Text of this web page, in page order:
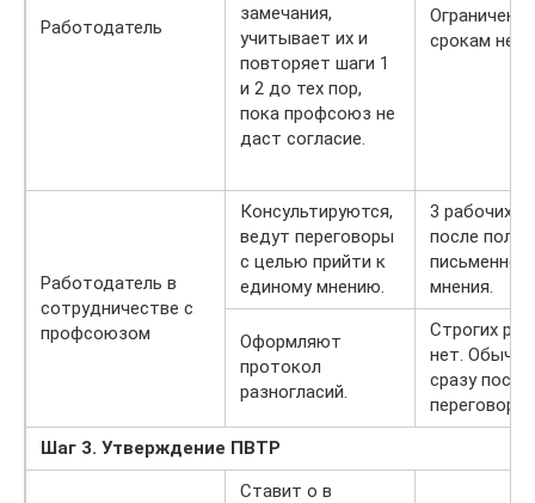
Работодатель
замечания,
учитывает их и
повторяет шаги 1
и 2 до тех пор,
пока профсоюз не
даст согласие.
срокам нет.
Работодатель в
сотрудничестве с
профсоюзом
Консультируются,
ведут переговоры
с целью прийти к
единому мнению.
3 рабочих
после
мнения.
Оформляют
протокол
разногласий.
Строгих
нет. Обычно
сразу после
Шаг 3. Утверждение ПВТР
Ставит о в